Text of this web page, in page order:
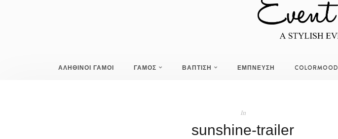
ΑΛΗΘΙΝΟΙ ΓΑΜΟΙ ΓΑΜΟΣ ΒΑΠΤΙΣΗ ΕΜΠΝΕΥΣΗ COLORMOOD
In
sunshine-trailer